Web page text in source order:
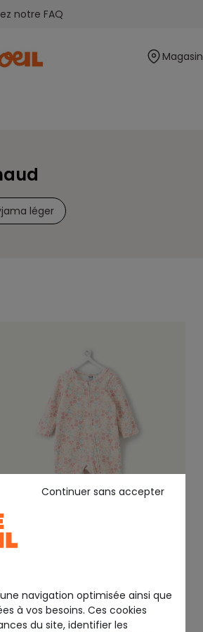
notre FAQ
Magasin
léger
zip
navigation optimisée ainsi que
à vos besoins. Ces cookies
du site, identifier les
Continuer sans accepter